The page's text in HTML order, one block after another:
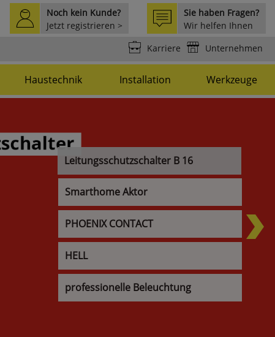
Sie haben Fragen?
Wir helfen Ihnen
Noch kein Kunde?
Jetzt registrieren >
Unternehmen
Karriere
Haustechnik Installation Werkzeuge
Leitungsschutzschalter B 16
Smarthome Aktor
PHOENIX CONTACT
HELL
professionelle Beleuchtung